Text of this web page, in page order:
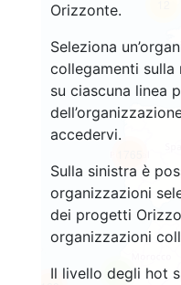
Orizzonte.
Seleziona
collegamenti sulla
su ciascuna linea
accedervi.
Sulla sinistra è
organizzazioni
dei progetti
organizzazioni
Il livello degli hot
4